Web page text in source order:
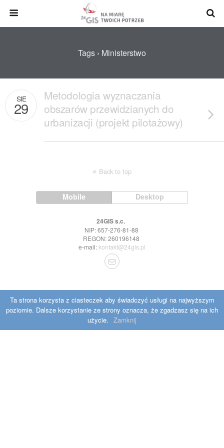
Tags › Ministerstwo
SIE
29
Metodologia wyznaczania
obszarów przewidzianych do
urbanizacji (projekt pilotażowy)
Back to top
Mobile Desktop
24GIS s.c.
NIP: 657-276-81-88
REGON: 260196148
e-mail: kontakt@24gis.pl
Ta strona korzysta z ciasteczek aby świadczyć usługi na najwyższym
poziomie. Dalsze korzystanie ze strony oznacza, że zgadzasz się na ich
użycie. Zamknij